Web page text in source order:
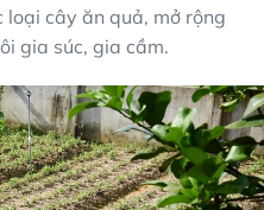
cây ăn quả, mở rộng
gia súc, gia cầm.